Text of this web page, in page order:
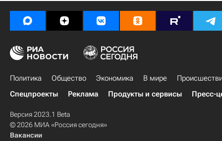
Политика Общество Экономика В мире
Спецпроекты
Реклама Продукты и сервисы Пресс-
Версия 2023.1 Beta
© 2026 МИА «Россия сегодня»
Вакансии